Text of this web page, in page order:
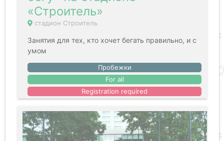
«Строитель»
стадион Строитель
Занятия для тех, кто хочет бегать правильно, и с
умом
Пробежки
For all
Registration required